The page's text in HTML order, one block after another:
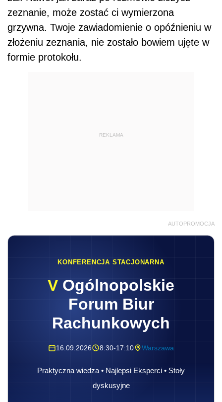
zeznanie, może zostać ci wymierzona
grzywna. Twoje zawiadomienie o opóźnieniu w
złożeniu zeznania, nie zostało bowiem ujęte w
formie protokołu.
REKLAMA
AUTOPROMOCJA
KONFERENCJA STACJONARNA
V Ogólnopolskie
Forum Biur
Rachunkowych
16.09.2026 8:30-17:10 Warszawa
Praktyczna wiedza • Najlepsi Eksperci • Stoły
dyskusyjne